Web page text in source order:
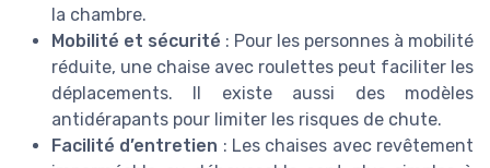
la chambre.
Mobilité et sécurité : Pour les personnes à mobilité
réduite, une chaise avec roulettes peut faciliter les
déplacements. Il existe aussi des modèles
antidérapants pour limiter les risques de chute.
Facilité d’entretien : Les chaises avec revêtement